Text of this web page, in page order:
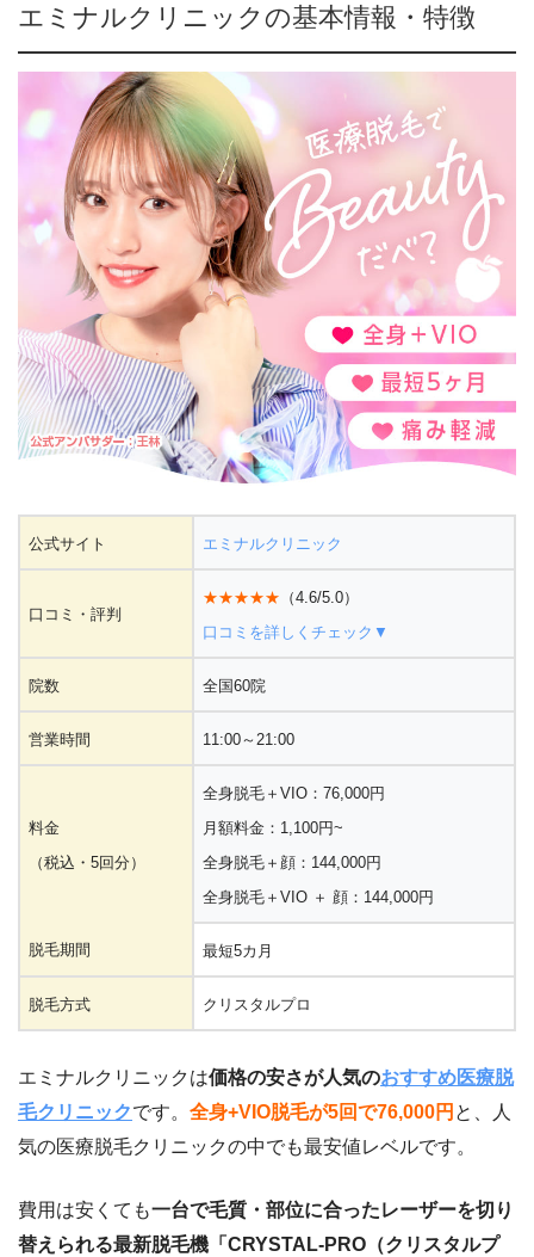
エミナルクリニックの基本情報・特徴
公式サイト エミナルクリニック
口コミ・評判
★★★★★ （4.6/5.0）
口コミを詳しくチェック▼
院数 全国60院
営業時間 11:00～21:00
料金
（税込・5回分）
全身脱毛＋VIO：76,000円
月額料金：1,100円~
全身脱毛＋顔：144,000円
全身脱毛＋VIO ＋ 顔：144,000円
脱毛期間 最短5カ月
脱毛方式 クリスタルプロ
エミナルクリニックは価格の安さが人気のおすすめ医療脱
毛クリニックです。 全身+VIO脱毛が5回で76,000円 と、人
気の医療脱毛クリニックの中でも最安値レベルです。
費用は安くても一台で毛質・部位に合ったレーザーを切り
替えられる最新脱毛機「CRYSTAL-PRO（クリスタルプ